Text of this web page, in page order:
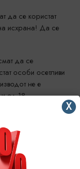
да се користат
исхрана! Да се
да се
особи осетливи
не е
од 18
може
кај деца).
и темно место.
за VITALIS
X